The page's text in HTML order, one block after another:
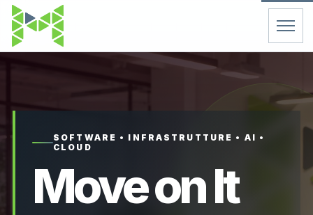
Servizi
Chi Siamo
Contatti
SOFTWARE • INFRASTRUTTURE • AI •
CLOUD
Move on It